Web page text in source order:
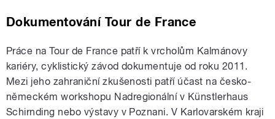
Dokumentování Tour de France
Práce na Tour de France patří k vrcholům Kalmánovy
kariéry, cyklistický závod dokumentuje od roku 2011.
Mezi jeho zahraniční zkušenosti patří účast na česko-
německém workshopu Nadregionální v Künstlerhaus
Schirnding nebo výstavy v Poznani. V Karlovarském kraji